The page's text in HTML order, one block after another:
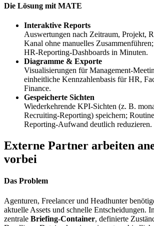
Die Lösung mit MATE
Interaktive Reports
Auswertungen nach Zeitraum, Projekt,
Kanal ohne manuelles
HR‑Reporting‑Dashboards in Minuten.
Diagramme & Exporte
Visualisierungen für Management-
einheitliche Kennzahlenbasis für HR,
Finance.
Gespeicherte Sichten
Wiederkehrende KPI‑Sichten (z. B.
Recruiting‑Reporting) speichern;
Reporting‑Aufwand deutlich reduzieren.
Externe Partner arbeiten
vorbei
Das Problem
Agenturen, Freelancer und Headhunter
aktuelle Assets und schnelle Entscheidungen.
zentrale Briefing‑Container, definierte